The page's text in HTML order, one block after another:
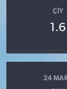
ÇIY
1.6
24